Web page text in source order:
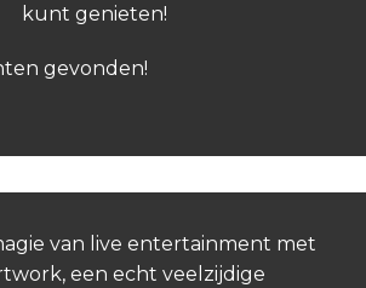
kunt genieten!
gevonden!
van live entertainment met
een echt veelzijdige